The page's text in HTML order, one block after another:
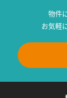
物件
お気軽